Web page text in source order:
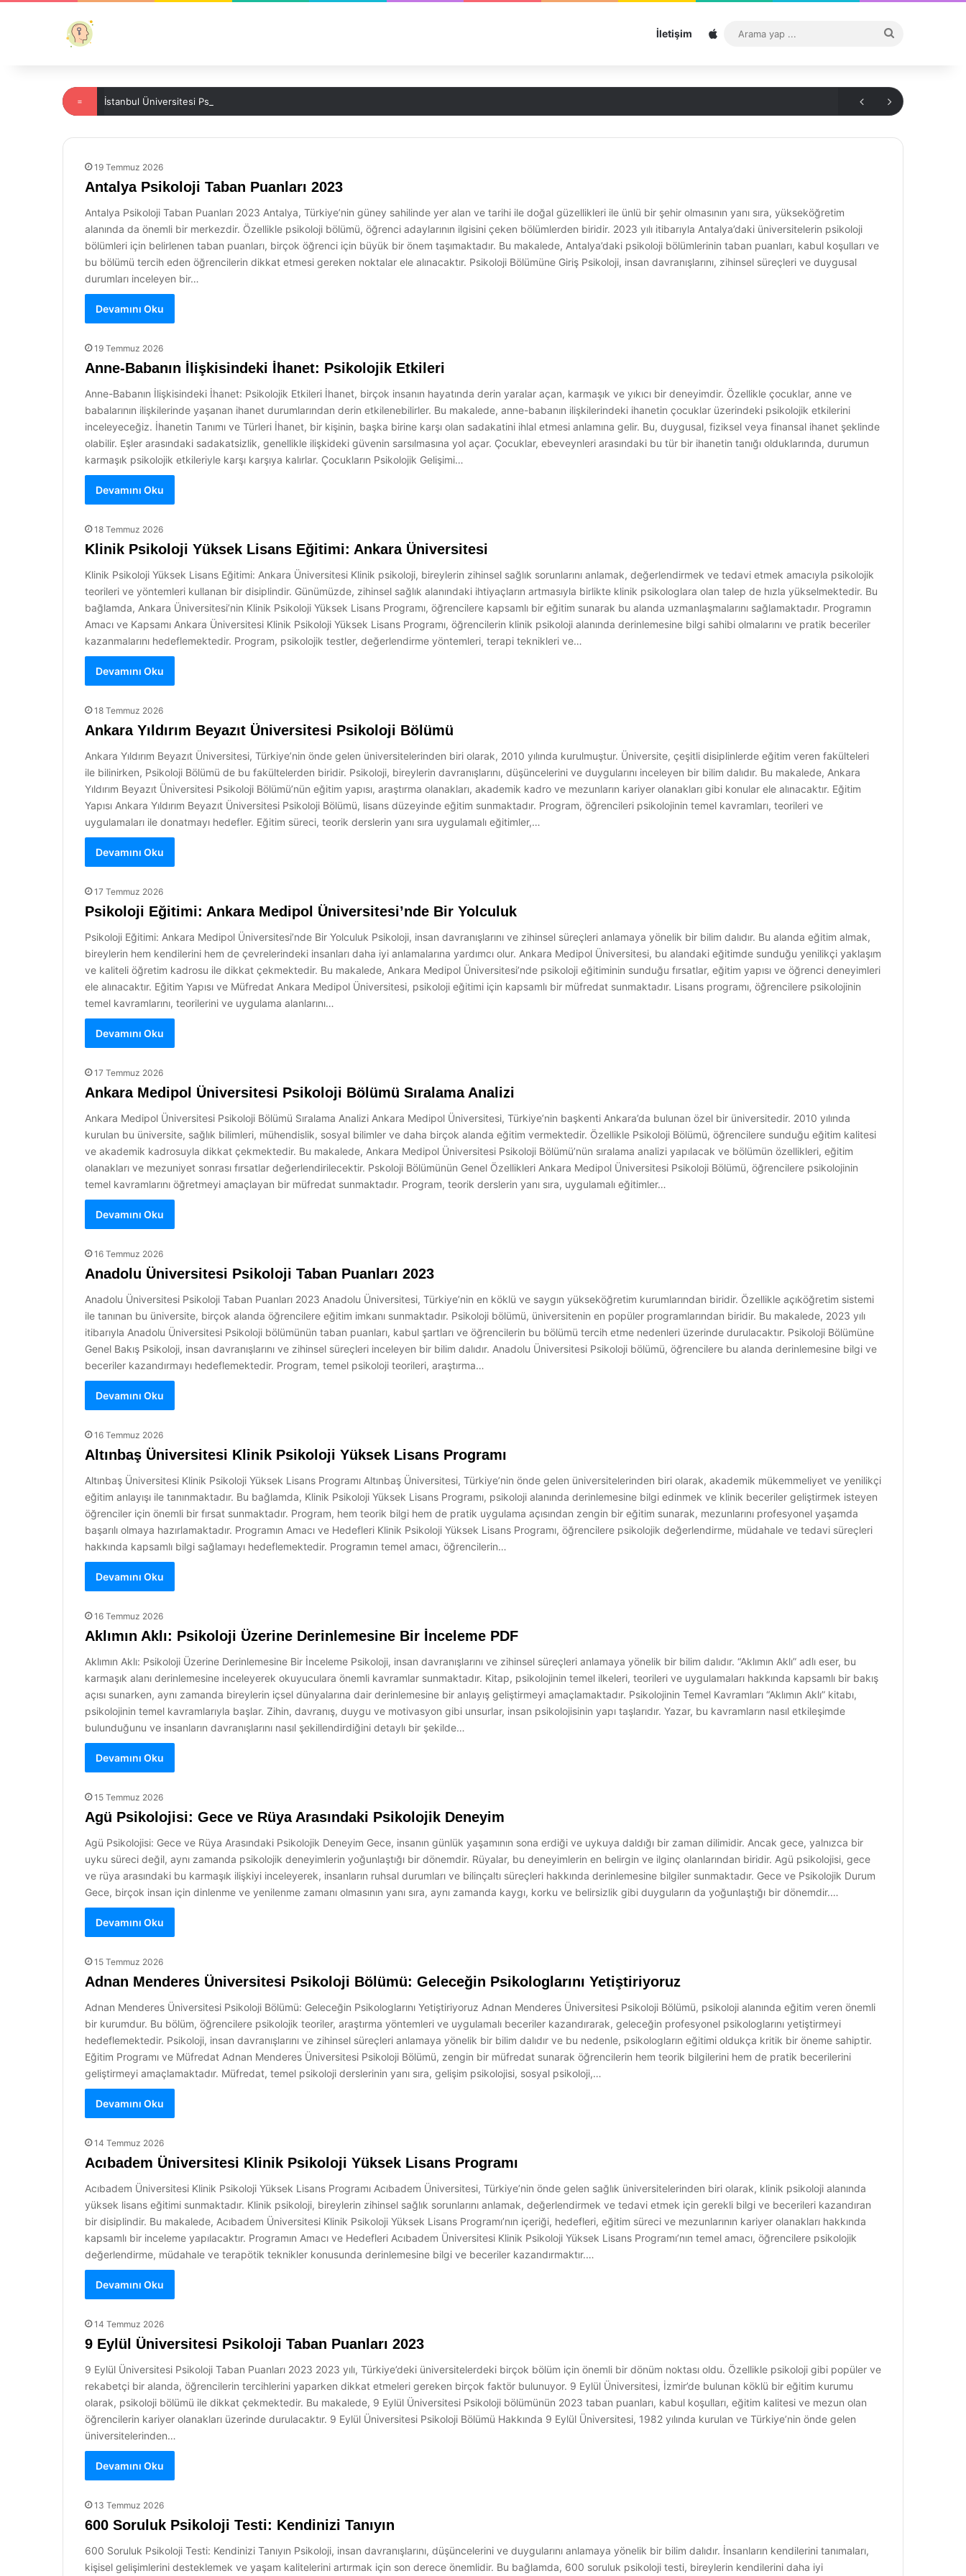
İletişim Sitemap
...
= İstanbul Üniversitesi Psikoloji Tercih Kodu Nedir?
19 Temmuz 2026
Antalya Psikoloji Taban Puanları 2023
Antalya Psikoloji Taban Puanları 2023 Antalya, Türkiye’nin güney sahilinde yer alan ve tarihi ile doğal güzellikleri ile ünlü bir şehir olmasının yanı sıra, yükseköğretim
alanında da önemli bir merkezdir. Özellikle psikoloji bölümü, öğrenci adaylarının ilgisini çeken bölümlerden biridir. 2023 yılı itibarıyla Antalya’daki üniversitelerin psikoloji
bölümleri için belirlenen taban puanları, birçok öğrenci için büyük bir önem taşımaktadır. Bu makalede, Antalya’daki psikoloji bölümlerinin taban puanları, kabul koşulları ve
bu bölümü tercih eden öğrencilerin dikkat etmesi gereken noktalar ele alınacaktır. Psikoloji Bölümüne Giriş Psikoloji, insan davranışlarını, zihinsel süreçleri ve duygusal
durumları inceleyen bir…
Devamını Oku
19 Temmuz 2026
Anne-Babanın İlişkisindeki İhanet: Psikolojik Etkileri
Anne-Babanın İlişkisindeki İhanet: Psikolojik Etkileri İhanet, birçok insanın hayatında derin yaralar açan, karmaşık ve yıkıcı bir deneyimdir. Özellikle çocuklar, anne ve
babalarının ilişkilerinde yaşanan ihanet durumlarından derin etkilenebilirler. Bu makalede, anne-babanın ilişkilerindeki ihanetin çocuklar üzerindeki psikolojik etkilerini
inceleyeceğiz. İhanetin Tanımı ve Türleri İhanet, bir kişinin, başka birine karşı olan sadakatini ihlal etmesi anlamına gelir. Bu, duygusal, fiziksel veya finansal ihanet şeklinde
olabilir. Eşler arasındaki sadakatsizlik, genellikle ilişkideki güvenin sarsılmasına yol açar. Çocuklar, ebeveynleri arasındaki bu tür bir ihanetin tanığı olduklarında, durumun
karmaşık psikolojik etkileriyle karşı karşıya kalırlar. Çocukların Psikolojik Gelişimi…
Devamını Oku
18 Temmuz 2026
Klinik Psikoloji Yüksek Lisans Eğitimi: Ankara Üniversitesi
Klinik Psikoloji Yüksek Lisans Eğitimi: Ankara Üniversitesi Klinik psikoloji, bireylerin zihinsel sağlık sorunlarını anlamak, değerlendirmek ve tedavi etmek amacıyla psikolojik
teorileri ve yöntemleri kullanan bir disiplindir. Günümüzde, zihinsel sağlık alanındaki ihtiyaçların artmasıyla birlikte klinik psikologlara olan talep de hızla yükselmektedir. Bu
bağlamda, Ankara Üniversitesi’nin Klinik Psikoloji Yüksek Lisans Programı, öğrencilere kapsamlı bir eğitim sunarak bu alanda uzmanlaşmalarını sağlamaktadır. Programın
Amacı ve Kapsamı Ankara Üniversitesi Klinik Psikoloji Yüksek Lisans Programı, öğrencilerin klinik psikoloji alanında derinlemesine bilgi sahibi olmalarını ve pratik beceriler
kazanmalarını hedeflemektedir. Program, psikolojik testler, değerlendirme yöntemleri, terapi teknikleri ve…
Devamını Oku
18 Temmuz 2026
Ankara Yıldırım Beyazıt Üniversitesi Psikoloji Bölümü
Ankara Yıldırım Beyazıt Üniversitesi, Türkiye’nin önde gelen üniversitelerinden biri olarak, 2010 yılında kurulmuştur. Üniversite, çeşitli disiplinlerde eğitim veren fakülteleri
ile bilinirken, Psikoloji Bölümü de bu fakültelerden biridir. Psikoloji, bireylerin davranışlarını, düşüncelerini ve duygularını inceleyen bir bilim dalıdır. Bu makalede, Ankara
Yıldırım Beyazıt Üniversitesi Psikoloji Bölümü’nün eğitim yapısı, araştırma olanakları, akademik kadro ve mezunların kariyer olanakları gibi konular ele alınacaktır. Eğitim
Yapısı Ankara Yıldırım Beyazıt Üniversitesi Psikoloji Bölümü, lisans düzeyinde eğitim sunmaktadır. Program, öğrencileri psikolojinin temel kavramları, teorileri ve
uygulamaları ile donatmayı hedefler. Eğitim süreci, teorik derslerin yanı sıra uygulamalı eğitimler,…
Devamını Oku
17 Temmuz 2026
Psikoloji Eğitimi: Ankara Medipol Üniversitesi’nde Bir Yolculuk
Psikoloji Eğitimi: Ankara Medipol Üniversitesi’nde Bir Yolculuk Psikoloji, insan davranışlarını ve zihinsel süreçleri anlamaya yönelik bir bilim dalıdır. Bu alanda eğitim almak,
bireylerin hem kendilerini hem de çevrelerindeki insanları daha iyi anlamalarına yardımcı olur. Ankara Medipol Üniversitesi, bu alandaki eğitimde sunduğu yenilikçi yaklaşım
ve kaliteli öğretim kadrosu ile dikkat çekmektedir. Bu makalede, Ankara Medipol Üniversitesi’nde psikoloji eğitiminin sunduğu fırsatlar, eğitim yapısı ve öğrenci deneyimleri
ele alınacaktır. Eğitim Yapısı ve Müfredat Ankara Medipol Üniversitesi, psikoloji eğitimi için kapsamlı bir müfredat sunmaktadır. Lisans programı, öğrencilere psikolojinin
temel kavramlarını, teorilerini ve uygulama alanlarını…
Devamını Oku
17 Temmuz 2026
Ankara Medipol Üniversitesi Psikoloji Bölümü Sıralama Analizi
Ankara Medipol Üniversitesi Psikoloji Bölümü Sıralama Analizi Ankara Medipol Üniversitesi, Türkiye’nin başkenti Ankara’da bulunan özel bir üniversitedir. 2010 yılında
kurulan bu üniversite, sağlık bilimleri, mühendislik, sosyal bilimler ve daha birçok alanda eğitim vermektedir. Özellikle Psikoloji Bölümü, öğrencilere sunduğu eğitim kalitesi
ve akademik kadrosuyla dikkat çekmektedir. Bu makalede, Ankara Medipol Üniversitesi Psikoloji Bölümü’nün sıralama analizi yapılacak ve bölümün özellikleri, eğitim
olanakları ve mezuniyet sonrası fırsatlar değerlendirilecektir. Pskoloji Bölümünün Genel Özellikleri Ankara Medipol Üniversitesi Psikoloji Bölümü, öğrencilere psikolojinin
temel kavramlarını öğretmeyi amaçlayan bir müfredat sunmaktadır. Program, teorik derslerin yanı sıra, uygulamalı eğitimler…
Devamını Oku
16 Temmuz 2026
Anadolu Üniversitesi Psikoloji Taban Puanları 2023
Anadolu Üniversitesi Psikoloji Taban Puanları 2023 Anadolu Üniversitesi, Türkiye’nin en köklü ve saygın yükseköğretim kurumlarından biridir. Özellikle açıköğretim sistemi
ile tanınan bu üniversite, birçok alanda öğrencilere eğitim imkanı sunmaktadır. Psikoloji bölümü, üniversitenin en popüler programlarından biridir. Bu makalede, 2023 yılı
itibarıyla Anadolu Üniversitesi Psikoloji bölümünün taban puanları, kabul şartları ve öğrencilerin bu bölümü tercih etme nedenleri üzerinde durulacaktır. Psikoloji Bölümüne
Genel Bakış Psikoloji, insan davranışlarını ve zihinsel süreçleri inceleyen bir bilim dalıdır. Anadolu Üniversitesi Psikoloji bölümü, öğrencilere bu alanda derinlemesine bilgi ve
beceriler kazandırmayı hedeflemektedir. Program, temel psikoloji teorileri, araştırma…
Devamını Oku
16 Temmuz 2026
Altınbaş Üniversitesi Klinik Psikoloji Yüksek Lisans Programı
Altınbaş Üniversitesi Klinik Psikoloji Yüksek Lisans Programı Altınbaş Üniversitesi, Türkiye’nin önde gelen üniversitelerinden biri olarak, akademik mükemmeliyet ve yenilikçi
eğitim anlayışı ile tanınmaktadır. Bu bağlamda, Klinik Psikoloji Yüksek Lisans Programı, psikoloji alanında derinlemesine bilgi edinmek ve klinik beceriler geliştirmek isteyen
öğrenciler için önemli bir fırsat sunmaktadır. Program, hem teorik bilgi hem de pratik uygulama açısından zengin bir eğitim sunarak, mezunlarını profesyonel yaşamda
başarılı olmaya hazırlamaktadır. Programın Amacı ve Hedefleri Klinik Psikoloji Yüksek Lisans Programı, öğrencilere psikolojik değerlendirme, müdahale ve tedavi süreçleri
hakkında kapsamlı bilgi sağlamayı hedeflemektedir. Programın temel amacı, öğrencilerin…
Devamını Oku
16 Temmuz 2026
Aklımın Aklı: Psikoloji Üzerine Derinlemesine Bir İnceleme PDF
Aklımın Aklı: Psikoloji Üzerine Derinlemesine Bir İnceleme Psikoloji, insan davranışlarını ve zihinsel süreçleri anlamaya yönelik bir bilim dalıdır. “Aklımın Aklı” adlı eser, bu
karmaşık alanı derinlemesine inceleyerek okuyuculara önemli kavramlar sunmaktadır. Kitap, psikolojinin temel ilkeleri, teorileri ve uygulamaları hakkında kapsamlı bir bakış
açısı sunarken, aynı zamanda bireylerin içsel dünyalarına dair derinlemesine bir anlayış geliştirmeyi amaçlamaktadır. Psikolojinin Temel Kavramları “Aklımın Aklı” kitabı,
psikolojinin temel kavramlarıyla başlar. Zihin, davranış, duygu ve motivasyon gibi unsurlar, insan psikolojisinin yapı taşlarıdır. Yazar, bu kavramların nasıl etkileşimde
bulunduğunu ve insanların davranışlarını nasıl şekillendirdiğini detaylı bir şekilde…
Devamını Oku
15 Temmuz 2026
Agü Psikolojisi: Gece ve Rüya Arasındaki Psikolojik Deneyim
Agü Psikolojisi: Gece ve Rüya Arasındaki Psikolojik Deneyim Gece, insanın günlük yaşamının sona erdiği ve uykuya daldığı bir zaman dilimidir. Ancak gece, yalnızca bir
uyku süreci değil, aynı zamanda psikolojik deneyimlerin yoğunlaştığı bir dönemdir. Rüyalar, bu deneyimlerin en belirgin ve ilginç olanlarından biridir. Agü psikolojisi, gece
ve rüya arasındaki bu karmaşık ilişkiyi inceleyerek, insanların ruhsal durumları ve bilinçaltı süreçleri hakkında derinlemesine bilgiler sunmaktadır. Gece ve Psikolojik Durum
Gece, birçok insan için dinlenme ve yenilenme zamanı olmasının yanı sıra, aynı zamanda kaygı, korku ve belirsizlik gibi duyguların da yoğunlaştığı bir dönemdir.…
Devamını Oku
15 Temmuz 2026
Adnan Menderes Üniversitesi Psikoloji Bölümü: Geleceğin Psikologlarını Yetiştiriyoruz
Adnan Menderes Üniversitesi Psikoloji Bölümü: Geleceğin Psikologlarını Yetiştiriyoruz Adnan Menderes Üniversitesi Psikoloji Bölümü, psikoloji alanında eğitim veren önemli
bir kurumdur. Bu bölüm, öğrencilere psikolojik teoriler, araştırma yöntemleri ve uygulamalı beceriler kazandırarak, geleceğin profesyonel psikologlarını yetiştirmeyi
hedeflemektedir. Psikoloji, insan davranışlarını ve zihinsel süreçleri anlamaya yönelik bir bilim dalıdır ve bu nedenle, psikologların eğitimi oldukça kritik bir öneme sahiptir.
Eğitim Programı ve Müfredat Adnan Menderes Üniversitesi Psikoloji Bölümü, zengin bir müfredat sunarak öğrencilerin hem teorik bilgilerini hem de pratik becerilerini
geliştirmeyi amaçlamaktadır. Müfredat, temel psikoloji derslerinin yanı sıra, gelişim psikolojisi, sosyal psikoloji,…
Devamını Oku
14 Temmuz 2026
Acıbadem Üniversitesi Klinik Psikoloji Yüksek Lisans Programı
Acıbadem Üniversitesi Klinik Psikoloji Yüksek Lisans Programı Acıbadem Üniversitesi, Türkiye’nin önde gelen sağlık üniversitelerinden biri olarak, klinik psikoloji alanında
yüksek lisans eğitimi sunmaktadır. Klinik psikoloji, bireylerin zihinsel sağlık sorunlarını anlamak, değerlendirmek ve tedavi etmek için gerekli bilgi ve becerileri kazandıran
bir disiplindir. Bu makalede, Acıbadem Üniversitesi Klinik Psikoloji Yüksek Lisans Programı’nın içeriği, hedefleri, eğitim süreci ve mezunlarının kariyer olanakları hakkında
kapsamlı bir inceleme yapılacaktır. Programın Amacı ve Hedefleri Acıbadem Üniversitesi Klinik Psikoloji Yüksek Lisans Programı’nın temel amacı, öğrencilere psikolojik
değerlendirme, müdahale ve terapötik teknikler konusunda derinlemesine bilgi ve beceriler kazandırmaktır.…
Devamını Oku
14 Temmuz 2026
9 Eylül Üniversitesi Psikoloji Taban Puanları 2023
9 Eylül Üniversitesi Psikoloji Taban Puanları 2023 2023 yılı, Türkiye’deki üniversitelerdeki birçok bölüm için önemli bir dönüm noktası oldu. Özellikle psikoloji gibi popüler ve
rekabetçi bir alanda, öğrencilerin tercihlerini yaparken dikkat etmeleri gereken birçok faktör bulunuyor. 9 Eylül Üniversitesi, İzmir’de bulunan köklü bir eğitim kurumu
olarak, psikoloji bölümü ile dikkat çekmektedir. Bu makalede, 9 Eylül Üniversitesi Psikoloji bölümünün 2023 taban puanları, kabul koşulları, eğitim kalitesi ve mezun olan
öğrencilerin kariyer olanakları üzerinde durulacaktır. 9 Eylül Üniversitesi Psikoloji Bölümü Hakkında 9 Eylül Üniversitesi, 1982 yılında kurulan ve Türkiye’nin önde gelen
üniversitelerinden…
Devamını Oku
13 Temmuz 2026
600 Soruluk Psikoloji Testi: Kendinizi Tanıyın
600 Soruluk Psikoloji Testi: Kendinizi Tanıyın Psikoloji, insan davranışlarını, düşüncelerini ve duygularını anlamaya yönelik bir bilim dalıdır. İnsanların kendilerini tanımaları,
kişisel gelişimlerini desteklemek ve yaşam kalitelerini artırmak için son derece önemlidir. Bu bağlamda, 600 soruluk psikoloji testi, bireylerin kendilerini daha iyi